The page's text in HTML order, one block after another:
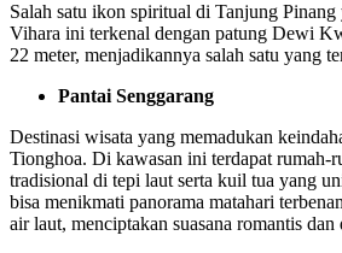
Salah satu ikon spiritual di Tanjung
Vihara ini terkenal dengan patung Dewi
22 meter, menjadikannya salah satu yang
Pantai Senggarang
Destinasi wisata yang memadukan
Tionghoa. Di kawasan ini terdapat rumah-
tradisional di tepi laut serta kuil tua yang
bisa menikmati panorama matahari
air laut, menciptakan suasana romantis dan